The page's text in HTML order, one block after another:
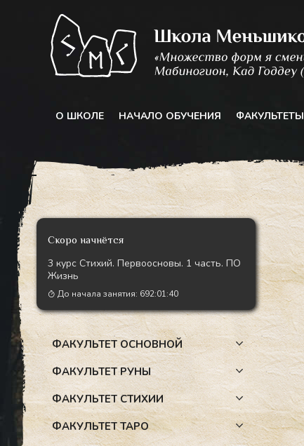
содержимому
О ШКОЛЕ НАЧАЛО ОБУЧЕНИЯ ФАКУЛЬТЕТЫ
Скоро начнётся
3 курс Стихий. Первоосновы. 1 часть. ПО
Жизнь
До начала занятия: 692:01:38
ФАКУЛЬТЕТ ОСНОВНОЙ
ФАКУЛЬТЕТ РУНЫ
ФАКУЛЬТЕТ СТИХИИ
ФАКУЛЬТЕТ ТАРО